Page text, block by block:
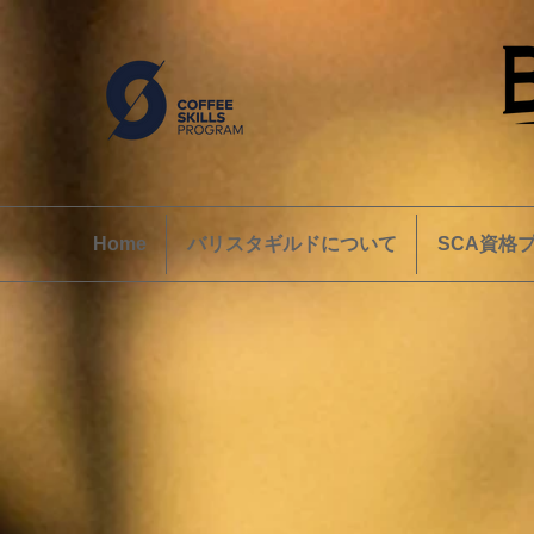
Home バリスタギルドについて SCA資格